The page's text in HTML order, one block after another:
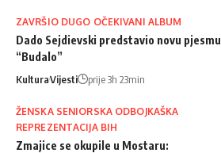
ZAVRŠIO DUGO OČEKIVANI ALBUM
Dado Sejdievski predstavio novu pjesmu
“Budalo”
KulturaVijesti prije 3h 23min
ŽENSKA SENIORSKA ODBOJKAŠKA
REPREZENTACIJA BIH
Zmajice se okupile u Mostaru: